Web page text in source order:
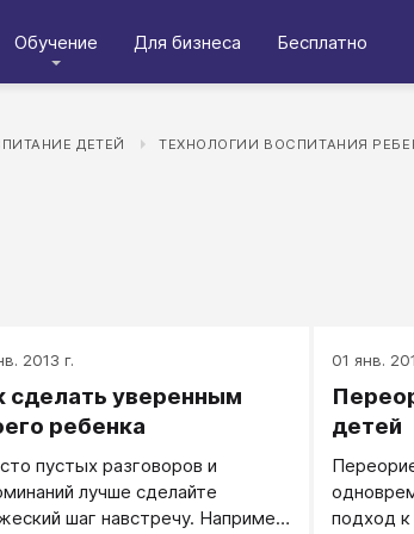
Обучение Для бизнеса Бесплатно
ДЕТЕЙ
ТЕХНОЛОГИИ ВОСПИТАНИЯ
2013 г.
сделать уверенным
ребенка
пустых разговоров и
лучше сделайте
шаг навстречу. Например,
01 янв.
детей
подход